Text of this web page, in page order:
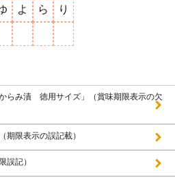
よ ら り
らみ漬 徳用サイズ」（賞味期限表示の欠
期限表示の誤記載）
誤記）